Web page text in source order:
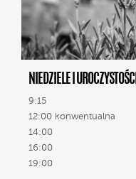
NIEDZIELE I UROCZYSTOŚCI
9:15
12:00 konwentualna
14:00
16:00
19:00